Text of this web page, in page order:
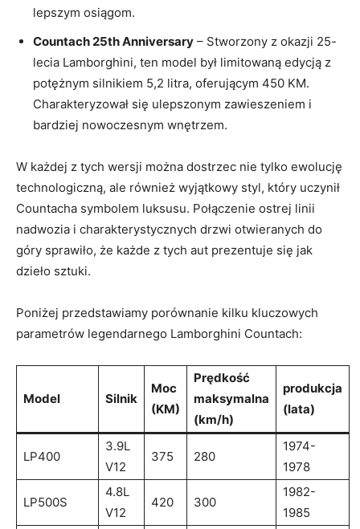
lepszym osiągom.
Countach 25th Anniversary – Stworzony z okazji 25-
lecia Lamborghini, ten model był limitowaną edycją z
potężnym silnikiem 5,2 litra, oferującym 450 KM.
Charakteryzował się ulepszonym zawieszeniem i
bardziej nowoczesnym wnętrzem.
W każdej z tych wersji można dostrzec nie tylko ewolucję
technologiczną, ale również wyjątkowy styl, który uczynił
Countacha symbolem luksusu. Połączenie ostrej linii
nadwozia i charakterystycznych drzwi otwieranych do
góry sprawiło, że każde z tych aut prezentuje się jak
dzieło sztuki.
Poniżej przedstawiamy porównanie kilku kluczowych
parametrów legendarnego Lamborghini Countach:
Model Silnik
Moc
(KM)
Prędkość
maksymalna
(km/h)
produkcja
(lata)
LP400
3.9L
V12
375 280
1974-
1978
LP500S
4.8L
V12
420 300
1982-
1985